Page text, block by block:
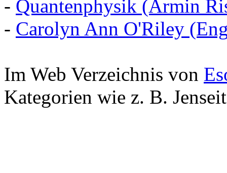
- Quantenphysik (Armin
- Carolyn Ann O'Riley
Im Web Verzeichnis von
Kategorien wie z. B.